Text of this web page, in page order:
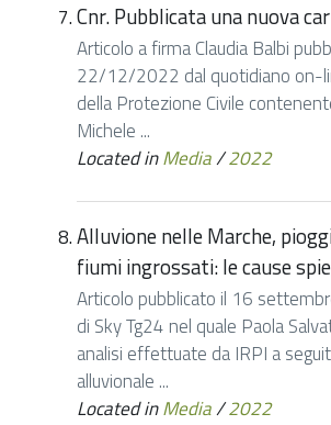
Cnr. Pubblicata una nuova
Articolo a firma Claudia Balbi
22/12/2022 dal quotidiano on-
della Protezione Civile
Michele ...
Located inMedia/2022
Alluvione nelle Marche,
fiumi ingrossati: le cause
Articolo pubblicato il 16
di Sky Tg24 nel quale Paola
analisi effettuate da IRPI a
alluvionale ...
Located inMedia/2022